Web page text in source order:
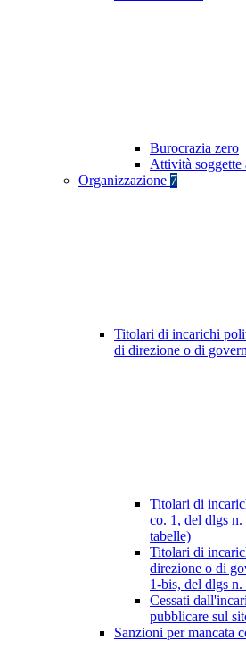
Burocrazia zero
Attività soggette
Organizzazione 7
Titolari di incarichi
di direzione o di
Titolari di
co. 1, del dlgs
tabelle)
Titolari di
direzione o di
1-bis, del dlgs
Cessati
pubblicare sul
Sanzioni per mancata